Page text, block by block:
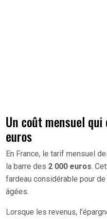
Un coût mensuel
euros
En France, le tarif mensuel
la barre des 2 000 euros.
fardeau considérable pour
âgées.
Lorsque les revenus,